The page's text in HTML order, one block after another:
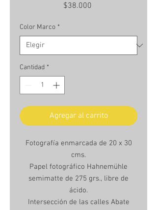
$38.000Precio
Color Marco *
Cantidad *
Agregar al carrito
Fotografía enmarcada de 20 x 30
cms.
Papel fotográfico Hahnemühle
semimatte de 275 grs., libre de
ácido.
Intersección de las calles Abate